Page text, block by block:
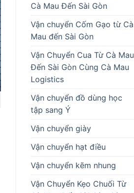
Cà Mau Đến Sài Gòn
Vận chuyển Cốm Gạo từ Cà
Mau đến Sài Gòn
Vận Chuyển Cua Từ Cà Mau
Đến Sài Gòn Cùng Cà Mau
Logistics
Vận chuyển đồ dùng học
tập sang Ý
Vận chuyển giày
Vận chuyển hạt điều
Vận chuyển kẽm nhung
Vận Chuyển Kẹo Chuối Từ